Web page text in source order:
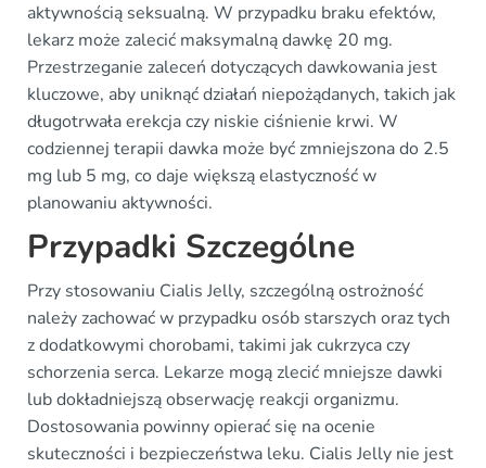
aktywnością seksualną. W przypadku braku efektów,
lekarz może zalecić maksymalną dawkę 20 mg.
Przestrzeganie zaleceń dotyczących dawkowania jest
kluczowe, aby uniknąć działań niepożądanych, takich jak
długotrwała erekcja czy niskie ciśnienie krwi. W
codziennej terapii dawka może być zmniejszona do 2.5
mg lub 5 mg, co daje większą elastyczność w
planowaniu aktywności.
Przypadki Szczególne
Przy stosowaniu Cialis Jelly, szczególną ostrożność
należy zachować w przypadku osób starszych oraz tych
z dodatkowymi chorobami, takimi jak cukrzyca czy
schorzenia serca. Lekarze mogą zlecić mniejsze dawki
lub dokładniejszą obserwację reakcji organizmu.
Dostosowania powinny opierać się na ocenie
skuteczności i bezpieczeństwa leku. Cialis Jelly nie jest